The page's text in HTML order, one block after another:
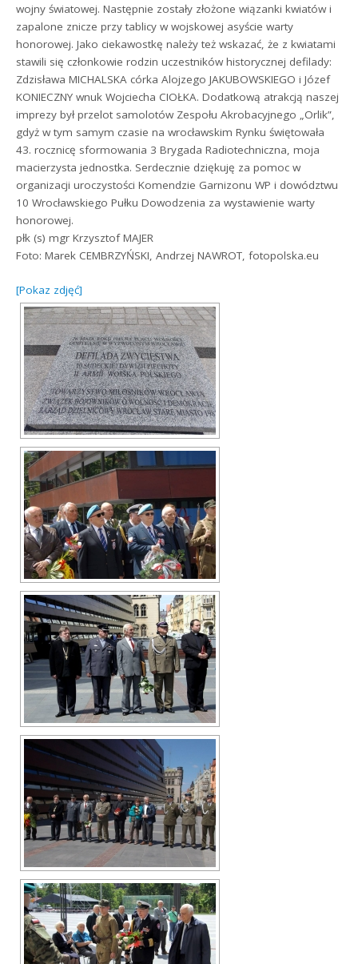
wojny światowej. Następnie zostały złożone wiązanki kwiatów i
zapalone znicze przy tablicy w wojskowej asyście warty
honorowej. Jako ciekawostkę należy też wskazać, że z kwiatami
stawili się członkowie rodzin uczestników historycznej defilady:
Zdzisława MICHALSKA córka Alojzego JAKUBOWSKIEGO i Józef
KONIECZNY wnuk Wojciecha CIOŁKA. Dodatkową atrakcją naszej
imprezy był przelot samolotów Zespołu Akrobacyjnego „Orlik”,
gdyż w tym samym czasie na wrocławskim Rynku świętowała
43. rocznicę sformowania 3 Brygada Radiotechniczna, moja
macierzysta jednostka. Serdecznie dziękuję za pomoc w
organizacji uroczystości Komendzie Garnizonu WP i dowództwu
10 Wrocławskiego Pułku Dowodzenia za wystawienie warty
honorowej.
płk (s) mgr Krzysztof MAJER
Foto: Marek CEMBRZYŃSKI, Andrzej NAWROT, fotopolska.eu
[Pokaz zdjęć]